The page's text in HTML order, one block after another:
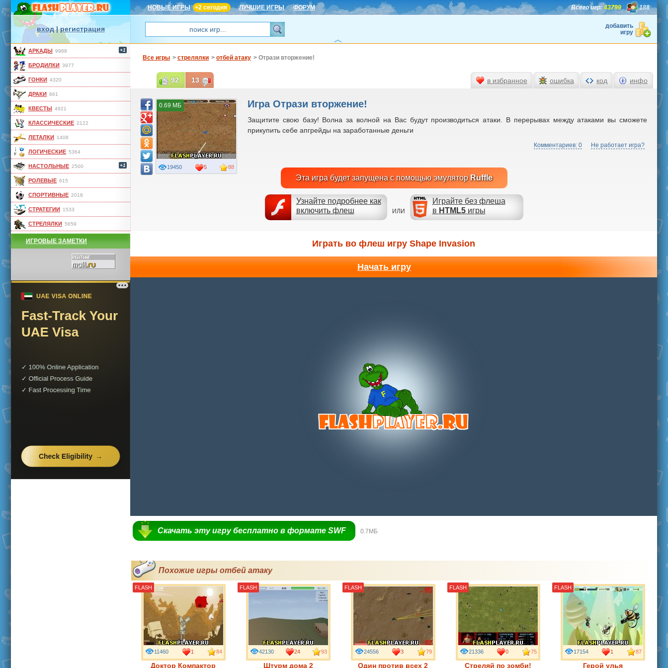
НОВЫЕ ИГРЫ +2 сегодня ЛУЧШИЕ ИГРЫ ФОРУМ 188
Всего игр:43799
вход|регистрация
добавить
игру
АРКАДЫ 9988 +1
БРОДИЛКИ 3977
ГОНКИ 4320
ДРАКИ 861
КВЕСТЫ 4921
КЛАССИЧЕСКИЕ 2122
ЛЕТАЛКИ 1408
ЛОГИЧЕСКИЕ 5364
НАСТОЛЬНЫЕ 2500 +1
РОЛЕВЫЕ 615
СПОРТИВНЫЕ 2018
СТРАТЕГИИ 1533
СТРЕЛЯЛКИ 5659
ИГРОВЫЕ ЗАМЕТКИ
Все игры > стрелялки > отбей атаку > Отрази вторжение!
Игра Отрази вторжение!
Защитите свою базу! Волна за волной на Вас будут производиться атаки. В перерывах между атаками вы сможете
прикупить себе апгрейды на заработанные деньги
Комментариев: 0 Не работает игра?
Эта игра будет запущена с помощью эмулятор Ruffle
Узнайте подробнее как
включить флеш
ИЛИ
Играйте без флеша
в HTML5игры
88
19450 5
0.69 МБ
92 13 в избранное ошибка код инфо
Играть во флеш игру Shape Invasion
Начать игру
Скачать эту игру бесплатно в формате SWF 0.7МБ
Похожие игры отбей атаку
Доктор Компактор
11460 1 84
FLASH
Штурм дома 2
42130 24 93
FLASH
Один против всех 2
24556 3 79
FLASH
Стреляй по зомби!
21336 0 75
FLASH
Герой улья
17154 1 87
FLASH